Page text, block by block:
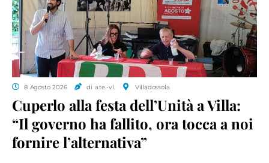
8 Agosto 2026 di a.te.-v.l. Villadossola
Cuperlo alla festa dell’Unità a Villa:
“Il governo ha fallito, ora tocca a noi
fornire l’alternativa”